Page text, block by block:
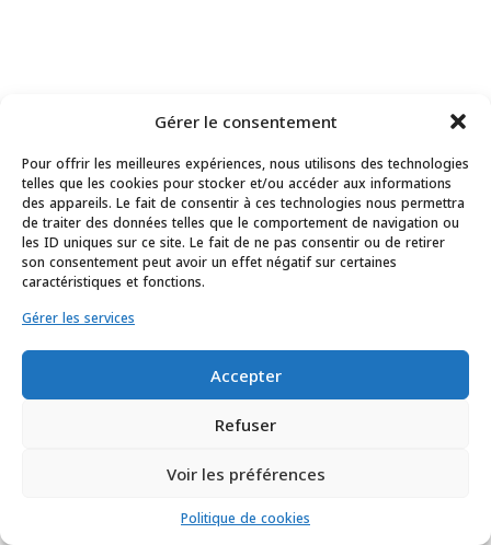
Gérer le consentement
Pour offrir les meilleures expériences, nous utilisons des technologies
telles que les cookies pour stocker et/ou accéder aux informations
des appareils. Le fait de consentir à ces technologies nous permettra
de traiter des données telles que le comportement de navigation ou
les ID uniques sur ce site. Le fait de ne pas consentir ou de retirer
son consentement peut avoir un effet négatif sur certaines
caractéristiques et fonctions.
Gérer les services
Accepter
Refuser
Voir les préférences
Politique de cookies